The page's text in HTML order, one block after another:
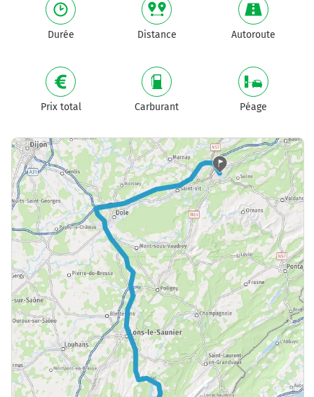
Durée Distance Autoroute
Prix total Carburant Péage